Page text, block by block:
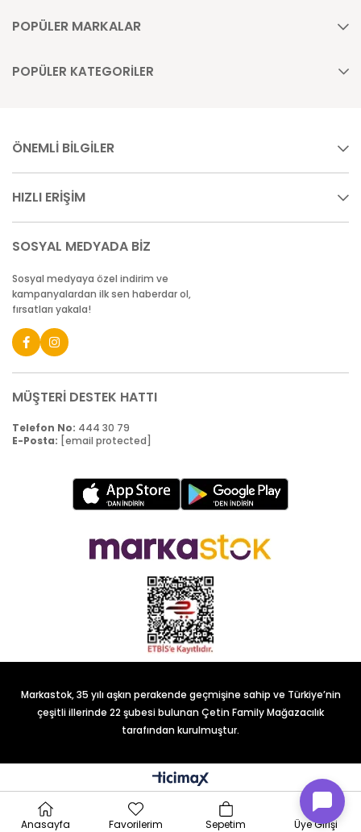
POPÜLER MARKALAR
POPÜLER KATEGORİLER
ÖNEMLİ BİLGİLER
HIZLI ERİŞİM
SOSYAL MEDYADA BİZ
Sosyal medyaya özel indirim ve
kampanyalardan ilk sen haberdar ol,
fırsatları yakala!
MÜŞTERİ DESTEK HATTI
Telefon No: 444 30 79
E-Posta: [email protected]
Markastok, 35 yılı aşkın perakende geçmişine sahip ve Türkiye’nin
çeşitli illerinde 22 şubesi bulunan Çetin Family Mağazacılık
tarafından kurulmuştur.
Anasayfa Favorilerim Sepetim Üye Girişi